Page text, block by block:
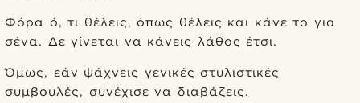
Φόρα ό, τι θέλεις, όπως θέλεις και κάνε το για
σένα. Δε γίνεται να κάνεις λάθος έτσι.
Όμως, εάν ψάχνεις γενικές στυλιστικές
συμβουλές, συνέχισε να διαβάζεις.